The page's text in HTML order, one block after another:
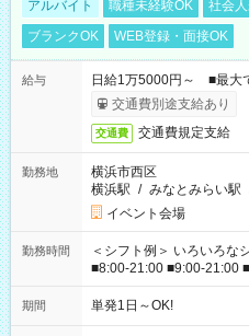
アルバイト 職種未経験OK 社会
ブランクOK
WEB登録・面接OK
給与
日給1万5000円～ ■最大
交通費別途支給あり
交通費 交通費規定支給
勤務地
横浜市西区
横浜駅 / みなとみらい駅
イベント会場
勤務時間
＜シフト例＞ いろいろな
■8:00-21:00 ■9:00-21:00
期間 単発1日～OK!